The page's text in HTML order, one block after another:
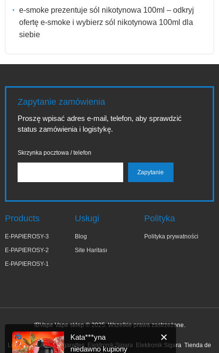
e-smoke prezentuje sól nikotynowa 100ml – odkryj
ofertę e-smoke i wybierz sól nikotynowa 100ml dla
siebie
Zapytanie zamówienia
Proszę wpisać adres e-mail, telefon, aby sprawdzić
status zamówienia i logistykę.
Skrzynka pocztowa / telefon
Products
E-PAPIEROSY-3
E-PAPIEROSY-2
E-PAPIEROSY-1
Usługi
Blog
Site Haritası
Polityka
Polityka prywatności
IBVape Vape sklep © 2025. Wszelkie prawa zastrzeżone.
Link: e papieros e-cigarettes Elektronik Sigara Elektronik Sigara Tienda de
✕
Kata***yna
niedawno kupiony